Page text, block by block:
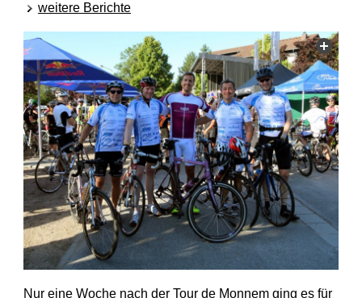
weitere Berichte
Nur eine Woche nach der Tour de Monnem ging es für